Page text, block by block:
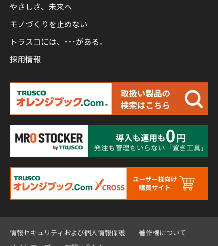
やさしさ、未来へ
モノづくりを止めない
トラスコには、･･･がある。
採用情報
情報セキュリティおよび個人情報保護
著作権について